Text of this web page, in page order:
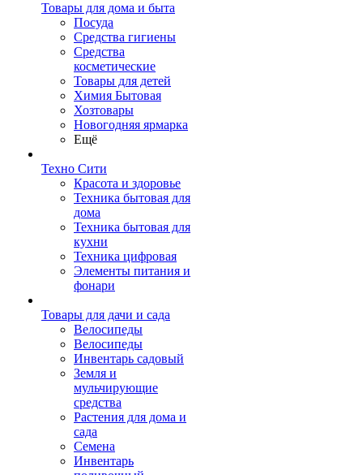
Товары для дома и быта
Посуда
Средства гигиены
Средства
косметические
Товары для детей
Химия Бытовая
Хозтовары
Новогодняя ярмарка
Ещё
Техно Сити
Красота и здоровье
Техника бытовая для
дома
Техника бытовая для
кухни
Техника цифровая
Элементы питания и
фонари
Товары для дачи и сада
Велосипеды
Велосипеды
Инвентарь садовый
Земля и
мульчирующие
средства
Растения для дома и
сада
Семена
Инвентарь